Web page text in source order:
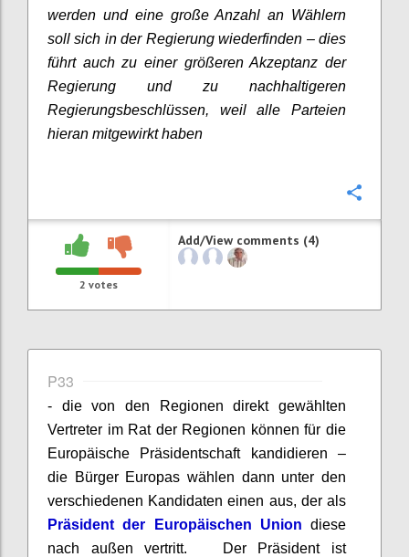
werden und eine große Anzahl an Wählern
soll sich in der Regierung wiederfinden – dies
führt auch zu einer größeren Akzeptanz der
Regierung und zu nachhaltigeren
Regierungsbeschlüssen, weil alle Parteien
hieran mitgewirkt haben
2 votes
Add/View comments (4)
P33
- die von den Regionen direkt gewählten
Vertreter im Rat der Regionen können für die
Europäische Präsidentschaft kandidieren –
die Bürger Europas wählen dann unter den
verschiedenen Kandidaten einen aus, der als
Präsident der Europäischen Union diese
nach außen vertritt. Der Präsident ist